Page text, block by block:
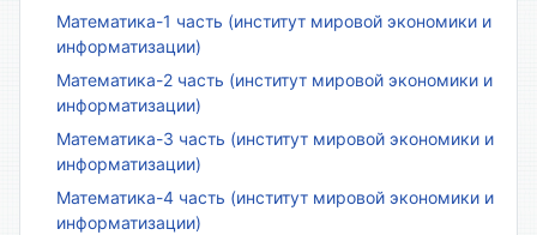
Математика-1 часть (институт мировой экономики и
информатизации)
Математика-2 часть (институт мировой экономики и
информатизации)
Математика-3 часть (институт мировой экономики и
информатизации)
Математика-4 часть (институт мировой экономики и
информатизации)